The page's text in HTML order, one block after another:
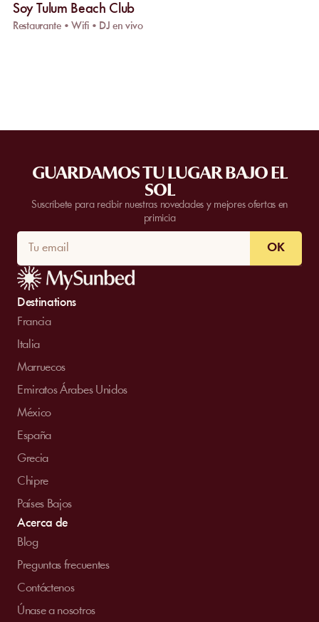
Soy Tulum Beach Club
Restaurante • Wifi • DJ en vivo
GUARDAMOS TU LUGAR BAJO EL
SOL
Suscríbete para recibir nuestras novedades y mejores ofertas en
primicia
OK
Destinations
Francia
Italia
Marruecos
Emiratos Árabes Unidos
México
España
Grecia
Chipre
Países Bajos
Acerca de
Blog
Preguntas frecuentes
Contáctenos
Únase a nosotros